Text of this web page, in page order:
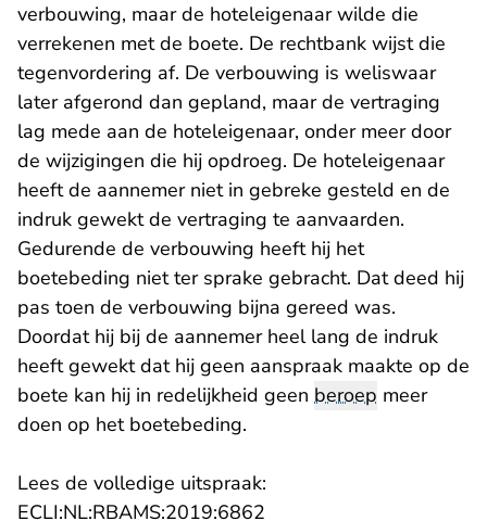
verbouwing, maar de hoteleigenaar wilde die
verrekenen met de boete. De rechtbank wijst die
tegenvordering af. De verbouwing is weliswaar
later afgerond dan gepland, maar de vertraging
lag mede aan de hoteleigenaar, onder meer door
de wijzigingen die hij opdroeg. De hoteleigenaar
heeft de aannemer niet in gebreke gesteld en de
indruk gewekt de vertraging te aanvaarden.
Gedurende de verbouwing heeft hij het
boetebeding niet ter sprake gebracht. Dat deed hij
pas toen de verbouwing bijna gereed was.
Doordat hij bij de aannemer heel lang de indruk
heeft gewekt dat hij geen aanspraak maakte op de
boete kan hij in redelijkheid geen beroep meer
doen op het boetebeding.
Lees de volledige uitspraak:
ECLI:NL:RBAMS:2019:6862